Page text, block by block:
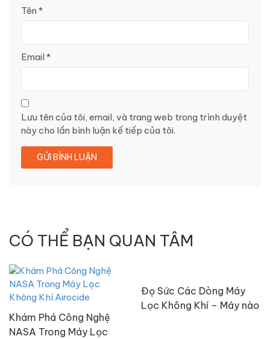
Tên *
Email*
Lưu tên của tôi, email, và trang web trong trình duyệt
này cho lần bình luận kế tiếp của tôi.
CÓ THỂ BẠN QUAN TÂM
Khám Phá Công Nghệ
NASA Trong Máy Lọc
Đọ Sức Các Dòng Máy
Lọc Không Khí – Máy nào